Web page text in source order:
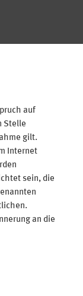
auf
Stelle
gilt.
Internet
sein, die
an die